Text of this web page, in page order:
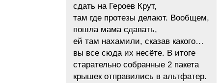
сдать на Героев Крут,
там где протезы делают. Вообщем,
пошла мама сдавать,
ей там нахамили, сказав какого…
вы все сюда их несёте. В итоге
старательно собранные 2 пакета
крышек отправились в альтфатер.